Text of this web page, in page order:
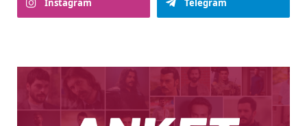
Instagram Telegram